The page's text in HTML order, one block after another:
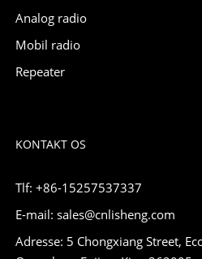
Analog radio
Mobil radio
Repeater
KONTAKT OS
Tlf: +86-15257537337
E-mail: sales@cnlisheng.com
Adresse: 5 Chongxiang Street,